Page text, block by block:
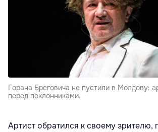
Горана Бреговича не пустили в Молдову:
перед поклонниками.
Артист обратился к своему зрителю,